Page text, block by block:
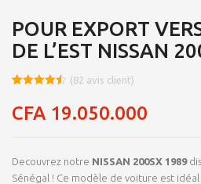
POUR EXPORT
DE L’EST NISSAN
sur 5
basé sur
client
(82 avis client)
CFA 19.050.000
Decouvrez notre NISSAN 200SX 1989
Sénégal ! Ce modèle de voiture est